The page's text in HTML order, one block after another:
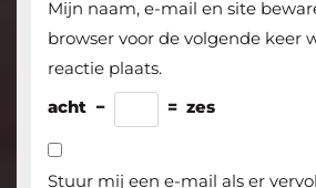
Mijn naam, e-mail en site
browser voor de volgende keer
reactie plaats.
acht − = zes
Stuur mij een e-mail als er